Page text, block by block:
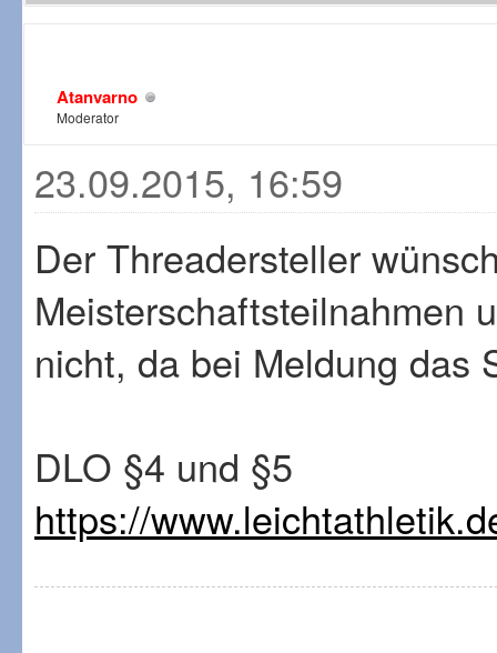
Atanvarno
Moderator
23.09.2015, 16:59
Der Threadersteller
Meisterschaftsteilnahmen
nicht, da bei Meldung das
DLO §4 und §5
https://